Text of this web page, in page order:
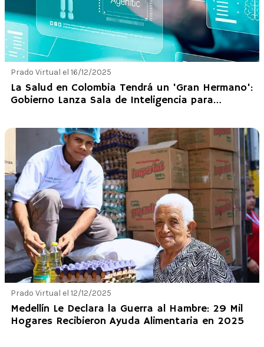
Prado Virtual el 16/12/2025
La Salud en Colombia Tendrá un 'Gran Hermano':
Gobierno Lanza Sala de Inteligencia para
Prado Virtual el 12/12/2025
Medellín Le Declara la Guerra al Hambre: 29 Mil
Hogares Recibieron Ayuda Alimentaria en 2025